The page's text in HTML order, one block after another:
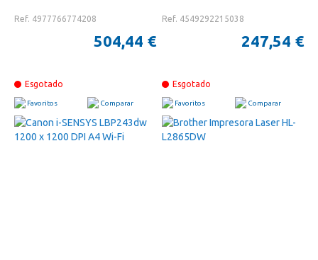
Ref. 4977766774208
504,44 €
Esgotado
Favoritos Comparar
Ref. 4549292215038
247,54 €
Esgotado
Favoritos Comparar